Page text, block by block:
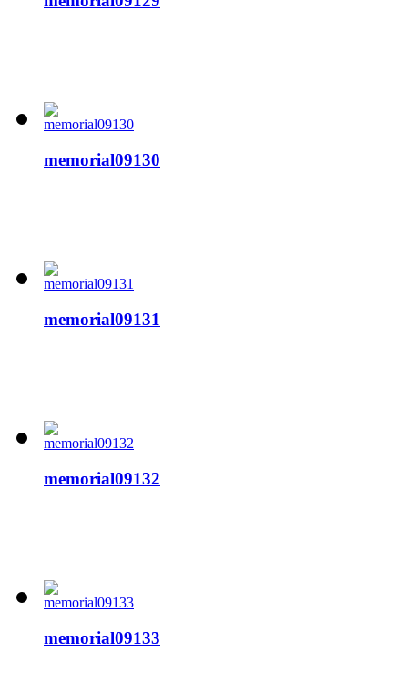
memorial09130
memorial09131
memorial09132
memorial09133